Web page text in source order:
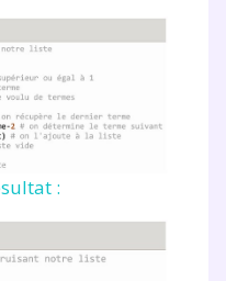
:
disponibles
audio ou